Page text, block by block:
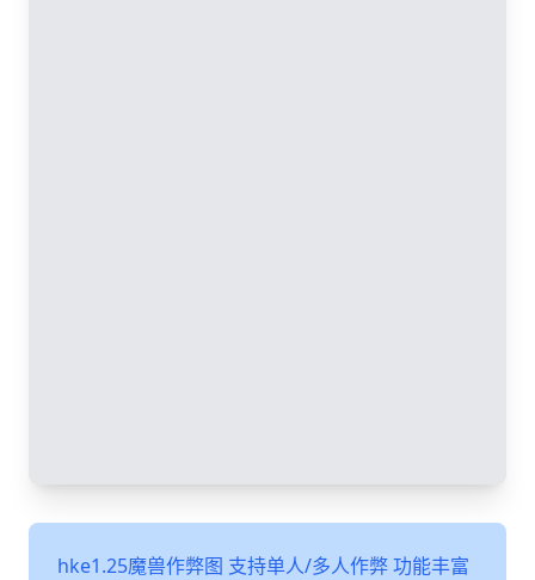
hke1.25魔兽作弊图 支持单人/多人作弊 功能丰富